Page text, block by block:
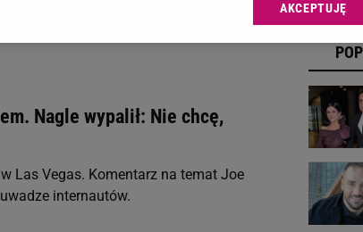
Nagle wypalił: Nie chcę,
Las Vegas. Komentarz na temat Joe
internautów.
i przechowywanie plików cookie Gazeta.pl sp. z o.o., jej
twoimi preferencjami dot. przetwarzania danych poprzez
do „Ustawień Zaawansowanych”. Zmiana ustawień
dane osobowe w następujących celach:
skanowanie charakterystyki urządzenia do celów identyfikacji.
nich. Spersonalizowane reklamy i treści, pomiar reklam i treści,
AKCEPTUJĘ